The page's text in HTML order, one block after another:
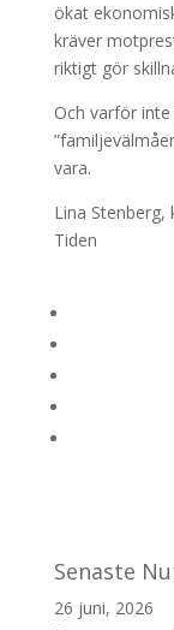
ökat
kräver
riktigt gör
Och varför
vara.
Lina
Tiden
Senaste
26 juni, 2026